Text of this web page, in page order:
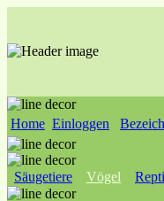
Home Einloggen
Säugetiere Vögel